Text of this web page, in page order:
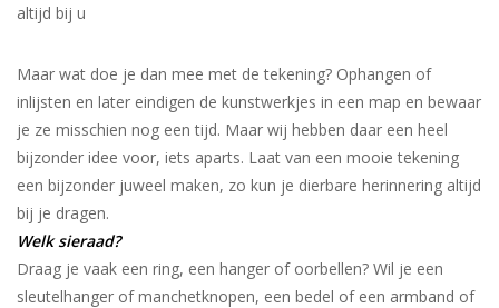
altijd bij u
Maar wat doe je dan mee met de tekening? Ophangen of
inlijsten en later eindigen de kunstwerkjes in een map en bewaar
je ze misschien nog een tijd. Maar wij hebben daar een heel
bijzonder idee voor, iets aparts. Laat van een mooie tekening
een bijzonder juweel maken, zo kun je dierbare herinnering altijd
bij je dragen.
Welk sieraad?
Draag je vaak een ring, een hanger of oorbellen? Wil je een
sleutelhanger of manchetknopen, een bedel of een armband of